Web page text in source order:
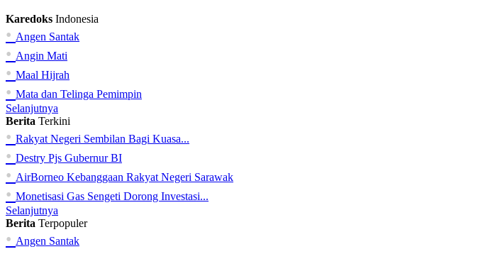
Karedoks Indonesia
• Angen Santak
• Angin Mati
• Maal Hijrah
• Mata dan Telinga Pemimpin
Selanjutnya
Berita Terkini
• Rakyat Negeri Sembilan Bagi Kuasa...
• Destry Pjs Gubernur BI
• AirBorneo Kebanggaan Rakyat Negeri Sarawak
• Monetisasi Gas Sengeti Dorong Investasi...
Selanjutnya
Berita Terpopuler
• Angen Santak